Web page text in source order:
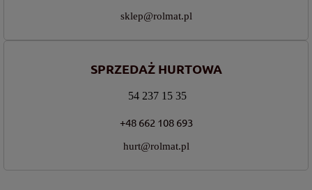
sklep@rolmat.pl
SPRZEDAŻ HURTOWA
54 237 15 35
+48 662 108 693
hurt@rolmat.pl